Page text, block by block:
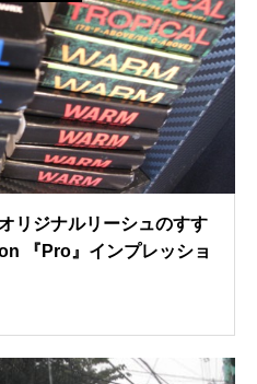
リジナルリーシュのすす
『Pro』インプレッショ